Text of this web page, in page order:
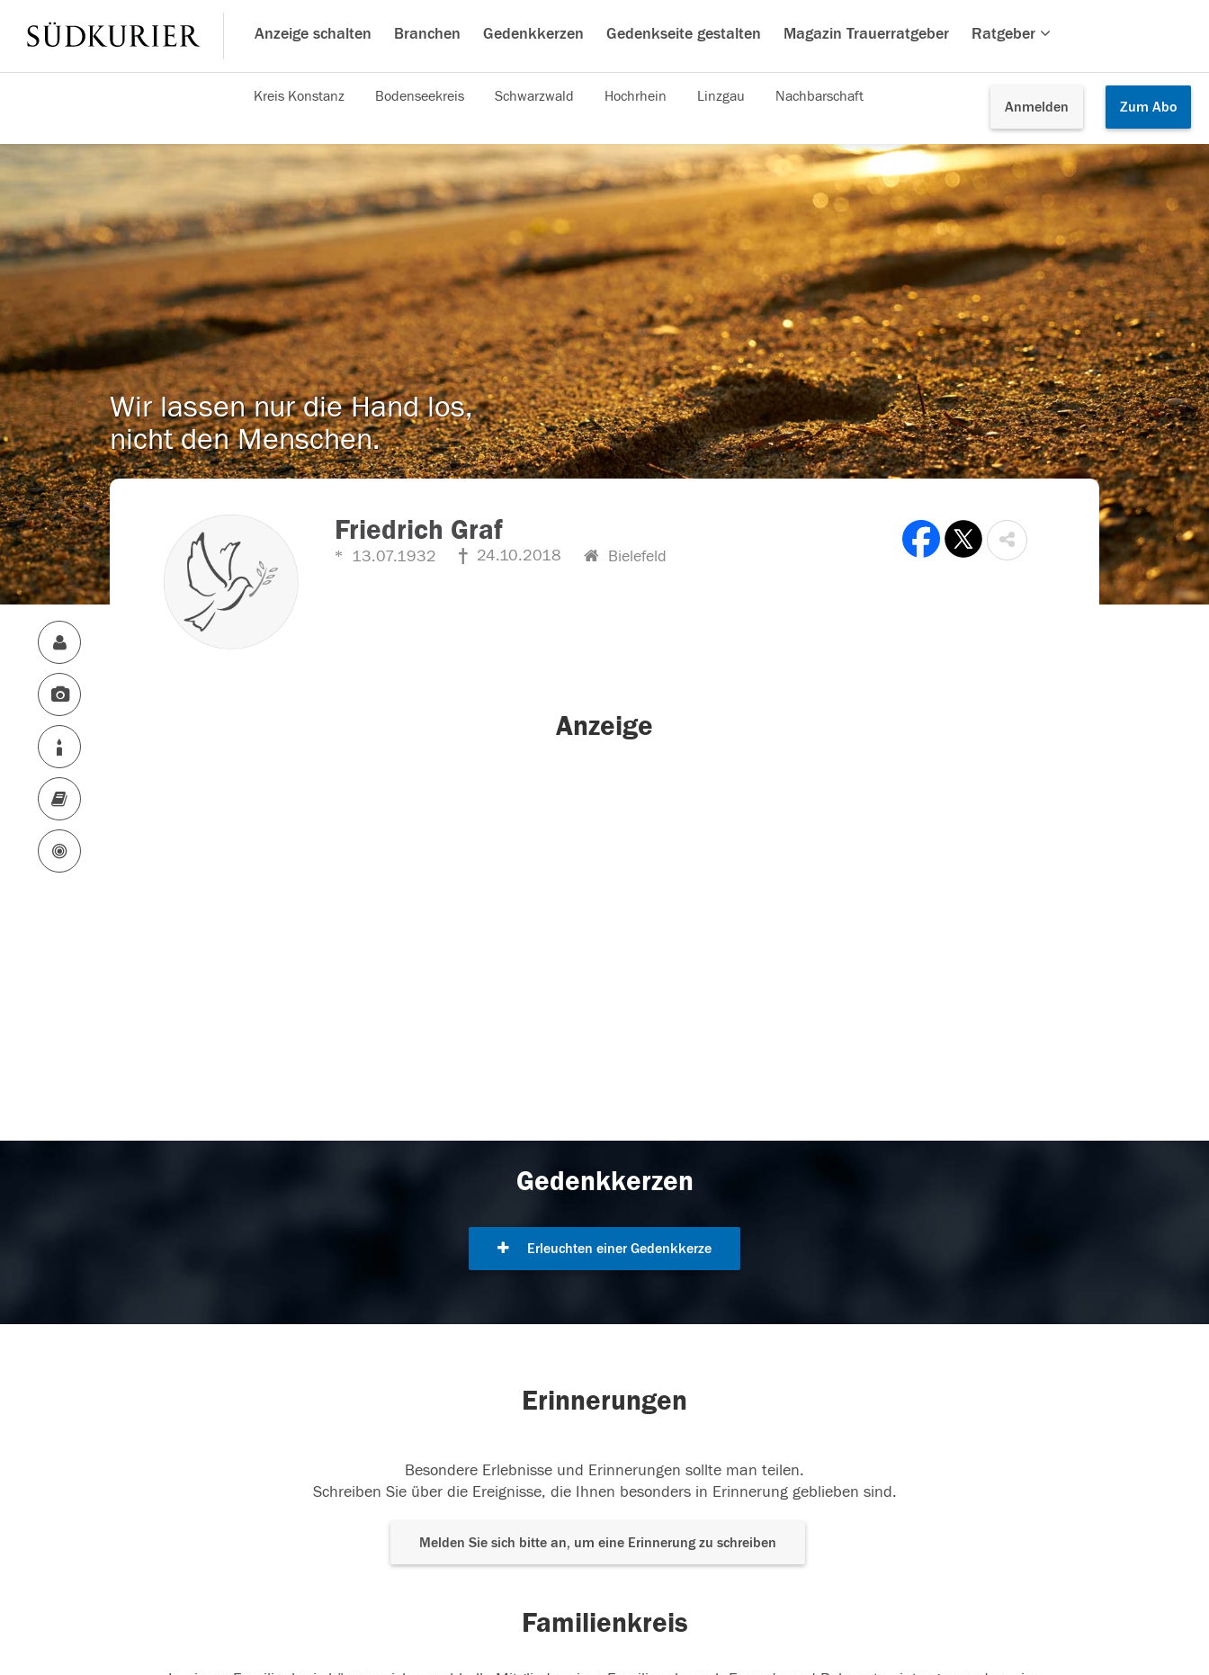
Anzeige schalten Branchen Gedenkkerzen Gedenkseite gestalten Magazin Trauerratgeber Ratgeber
Anmelden Zum Abo
Kreis Konstanz Bodenseekreis Schwarzwald Hochrhein Linzgau Nachbarschaft
Wir lassen nur die Hand los,
nicht den Menschen.
Friedrich Graf
13.07.1932 24.10.2018 Bielefeld
Anzeige
Gedenkkerzen
Erleuchten einer Gedenkkerze
Erinnerungen
Besondere Erlebnisse und Erinnerungen sollte man teilen.
Schreiben Sie über die Ereignisse, die Ihnen besonders in Erinnerung geblieben sind.
Melden Sie sich bitte an, um eine Erinnerung zu schreiben
Familienkreis